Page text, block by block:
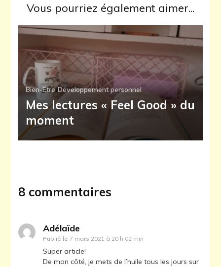
Vous pourriez également aimer...
Bien-Etre Développement personnel
Mes lectures « Feel Good » du
moment
8 commentaires
Adélaïde
Publié le7 mars 2021 à 20 h 02 min
Super article!
De mon côté, je mets de l’huile tous les jours sur